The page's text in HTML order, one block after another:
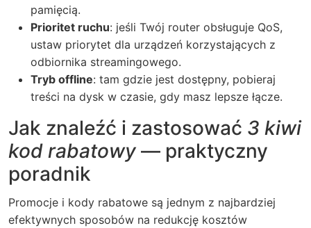
pamięcią.
Prioritet ruchu: jeśli Twój router obsługuje QoS,
ustaw priorytet dla urządzeń korzystających z
odbiornika streamingowego.
Tryb offline: tam gdzie jest dostępny, pobieraj
treści na dysk w czasie, gdy masz lepsze łącze.
Jak znaleźć i zastosować 3 kiwi
kod rabatowy — praktyczny
poradnik
Promocje i kody rabatowe są jednym z najbardziej
efektywnych sposobów na redukcję kosztów